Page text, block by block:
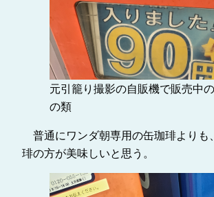
元引籠り撮影の自販機で販売中
の類
普通にワンダ朝専用の缶珈琲よりも
琲の方が美味しいと思う。